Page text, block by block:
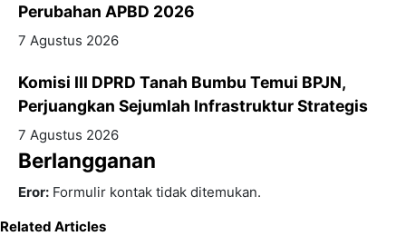
Perubahan APBD 2026
7 Agustus 2026
Komisi III DPRD Tanah Bumbu Temui BPJN,
Perjuangkan Sejumlah Infrastruktur Strategis
7 Agustus 2026
Berlangganan
Eror: Formulir kontak tidak ditemukan.
Related Articles